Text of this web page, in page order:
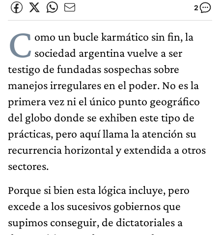
2
C omo un bucle karmático sin fin, la
sociedad argentina vuelve a ser
testigo de fundadas sospechas sobre
manejos irregulares en el poder. No es la
primera vez ni el único punto geográfico
del globo donde se exhiben este tipo de
prácticas, pero aquí llama la atención su
recurrencia horizontal y extendida a otros
sectores.
Porque si bien esta lógica incluye, pero
excede a los sucesivos gobiernos que
supimos conseguir, de dictatoriales a